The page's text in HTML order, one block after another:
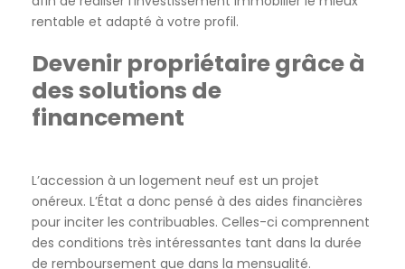
rentable et adapté à votre profil.
Devenir propriétaire grâce à
des solutions de
financement
L’accession à un logement neuf est un projet
onéreux. L’État a donc pensé à des aides financières
pour inciter les contribuables. Celles-ci comprennent
des conditions très intéressantes tant dans la durée
de remboursement que dans la mensualité.